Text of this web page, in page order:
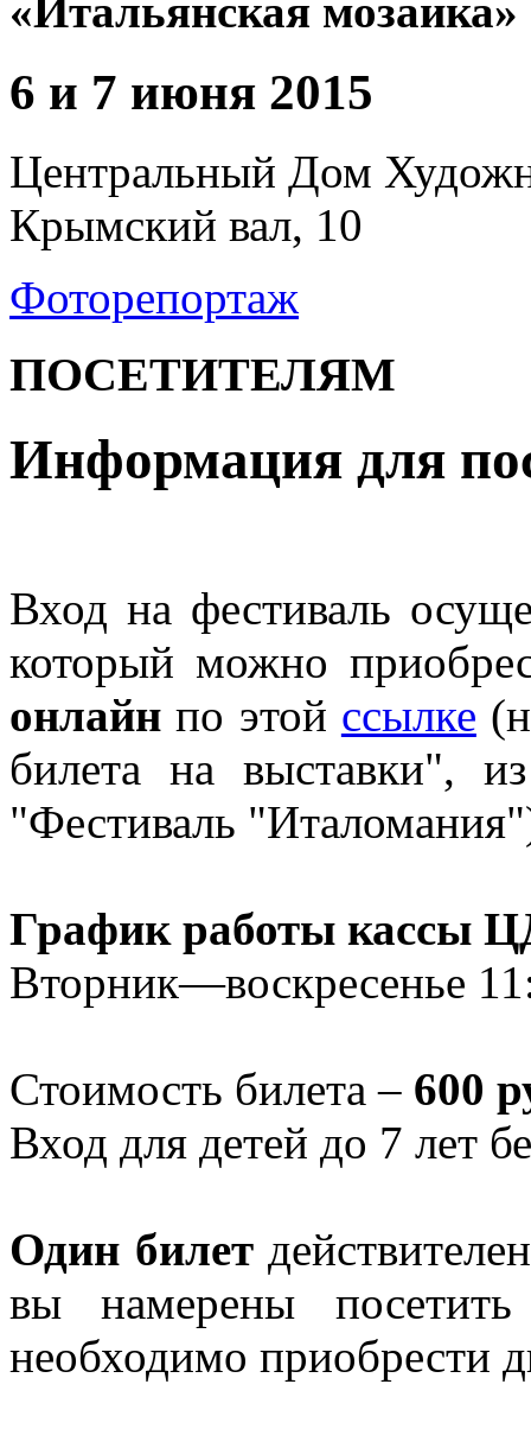
«Итальянская мозаика»
6 и 7 июня 2015
Центральный Дом
Крымский вал, 10
Фоторепортаж
ПОСЕТИТЕЛЯМ
Информация для
Вход на фестиваль
который можно
онлайн по этой ссылке
билета на выставки",
"Фестиваль
График работы кассы
Вторник—воскресенье
Стоимость билета – 600
Вход для детей до 7 лет
Один билет
вы намерены
необходимо приобрести